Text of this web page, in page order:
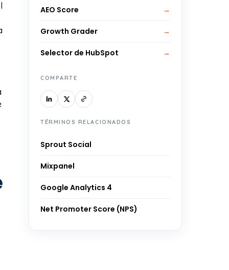
AEO Score →
Growth Grader →
Selector de HubSpot →
COMPARTE
TÉRMINOS RELACIONADOS
Sprout Social
Mixpanel
Google Analytics 4
Net Promoter Score (NPS)